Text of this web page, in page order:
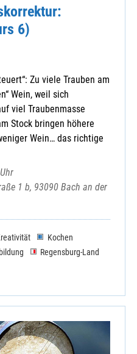
6)
Zu viele Trauben am
Wein, weil sich
viel Traubenmasse
Stock bringen höhere
Wein… das richtige
1 b, 93090 Bach an der
Kochen
Regensburg-Land